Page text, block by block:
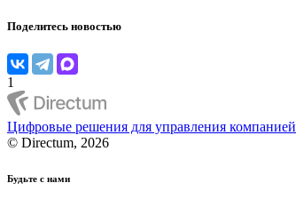
Поделитесь новостью
1
Цифровые решения для управления компанией
© Directum, 2026
Будьте с нами